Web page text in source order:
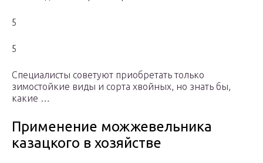
5
5
Специалисты советуют приобретать только
зимостойкие виды и сорта хвойных, но знать бы,
какие …
Применение можжевельника
казацкого в хозяйстве